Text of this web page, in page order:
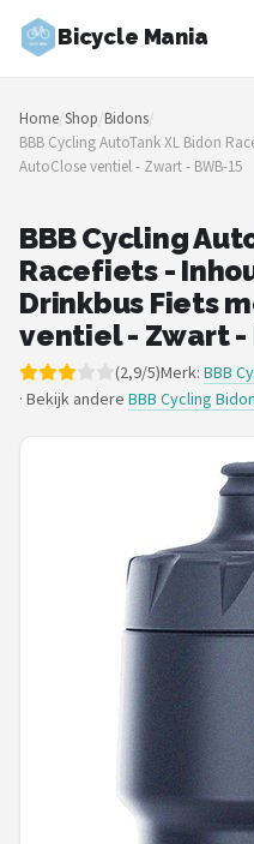
Bicycle Mania
Zoeken
NAVIGATIE
Shop
Merken
Blog
Fietsroutes
Kinderfietsen
Elektrische fietsen
Mountainbikes
Home/Shop/Bidons/
BBB Cycling AutoTank XL Bidon
AutoClose ventiel - Zwart - BWB-15
BBB Cycling
Racefiets -
Drinkbus Fiets
ventiel - Zwart -
(2,9/5)Merk: BBB
· Bekijk andere BBB Cycling